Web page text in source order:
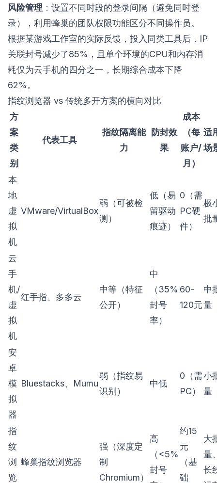
风险管理 ：设置不同时段的登录间隔（避免同时登
录），利用蜂巢的团队权限功能区分不同操作员。
根据某游戏工作室的实际反馈，投入同类工具后，IP
关联封号减少了85%，且单个环境的CPU和内存消
耗仅为云手机的四分之一，长期综合成本下降
62%。
指纹浏览器 vs 传统多开方案的横向对比
方
案
类
别
代表工具
指纹隔离能
力
防封效
果
成本
（每
账户/
月）
适
场
本
地
虚
拟
机
VMware/VirtualBox
弱（可被检
测）
低（易
留驱动
痕迹）
0（需
PC硬
件）
极
批
云
手
机/
虚
拟
机
红手指、多多云
中等（特征
公开）
中
（35%
封号
率）
60-
120元
中
量
安
卓
模
拟
器
Bluestacks、Mumu
弱（指纹易
识别）
中低
0（需
PC）
小
量
指
纹
浏
览
蜂巢指纹浏览器
强（深度定
制
Chromium）
高
（<5%
封号
约15
元
（基
础
大
量
长